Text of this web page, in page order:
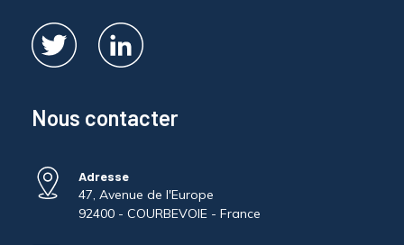
Nous contacter
Adresse
47, Avenue de l'Europe
92400 - COURBEVOIE - France